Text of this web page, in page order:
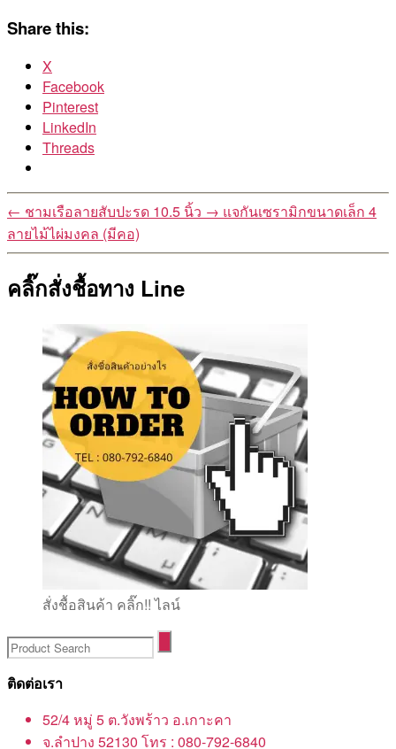
Share this:
X
Facebook
Pinterest
LinkedIn
Threads
← ชามเรือลายสับปะรด 10.5 นิ้ว → แจกันเซรามิกขนาดเล็ก 4
ลายไม้ไผ่มงคล (มีคอ)
คลิ๊กสั่งชื้อทาง Line
สั่งชื้อสินค้า คลิ๊ก!! ไลน์
ติดต่อเรา
52/4 หมู่ 5 ต.วังพร้าว อ.เกาะคา
จ.ลำปาง 52130 โทร : 080-792-6840